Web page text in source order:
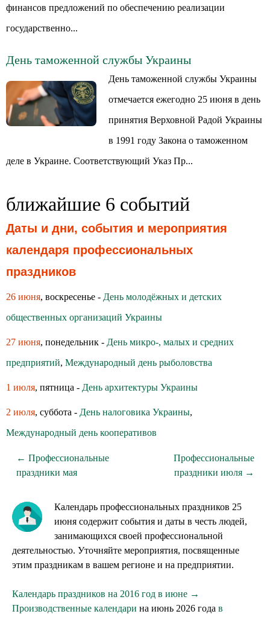
финансов предложений по обеспечению реализации
государственно...
День таможенной службы Украины
День таможенной службы Украины
отмечается ежегодно 25 июня в день
принятия Верховной Радой Украины
в 1991 году Закона о таможенном
деле в Украине. Соответствующий Указ Пр...
ближайшие 6 событий
Даты и дни, события и мероприятия
календаря профессиональных
праздников
26 июня, воскресенье - День молодёжных и детских
общественных организаций Украины
27 июня, понедельник - День микро-, малых и средних
предприятий, Международный день рыболовства
1 июля, пятница - День архитектуры Украины
2 июля, суббота - День налоговика Украины,
Международный день кооперативов
← Профессиональные
праздники мая
Профессиональные
праздники июля →
Календарь профессиональных праздников 25
июня содержит события и даты в честь людей,
занимающихся своей профессиональной
деятельностью. Уточняйте мероприятия, посвященные
этим праздникам в вашем регионе и на предприятии.
Календарь праздников на 2016 год в июне →
Производственные календари на июнь 2026 года в